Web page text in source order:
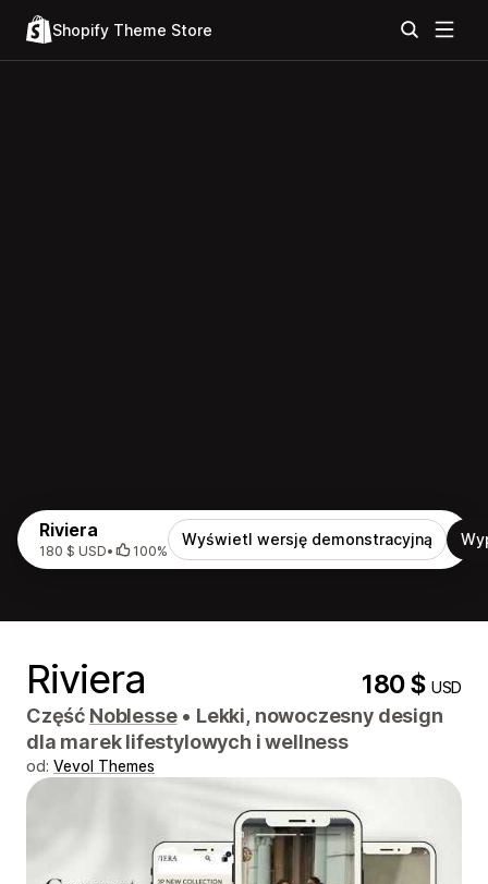
Shopify Theme Store
Riviera
180 $ USD• 100%
Wyświetl wersję demonstracyjną
Riviera 180 $USD
Część Noblesse • Lekki, nowoczesny design
dla marek lifestylowych i wellness
od: Vevol Themes